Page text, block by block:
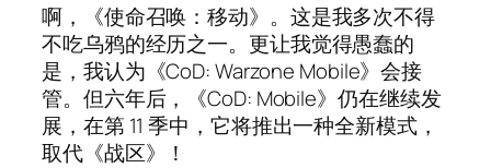
啊，《使命召唤：移动》。这是我多次不得
不吃乌鸦的经历之一。更让我觉得愚蠢的
是，我认为《CoD: Warzone Mobile》会接
管。但六年后，《CoD: Mobile》仍在继续发
展，在第 11 季中，它将推出一种全新模式，
取代《战区》！